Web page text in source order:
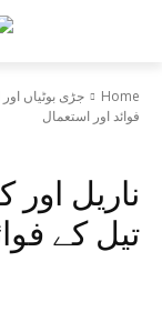
Home جڑی بوٹیاں
فوائد اور استعمال
ناریل
تیل کے